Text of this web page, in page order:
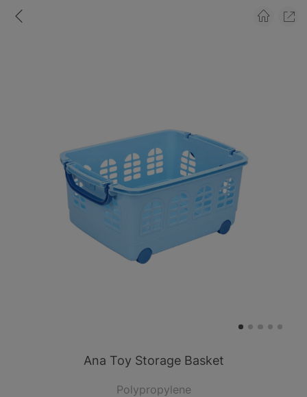
Ana Toy Storage Basket
Polypropylene